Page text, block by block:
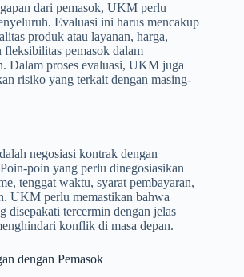
dari pemasok, UKM perlu
Evaluasi ini harus mencakup
produk atau layanan, harga,
pemasok dalam
Dalam proses evaluasi, UKM juga
risiko yang terkait dengan masing-
negosiasi kontrak dengan
poin yang perlu dinegosiasikan
tenggat waktu, syarat pembayaran,
UKM perlu memastikan bahwa
disepakati tercermin dengan jelas
konflik di masa depan.
dengan Pemasok